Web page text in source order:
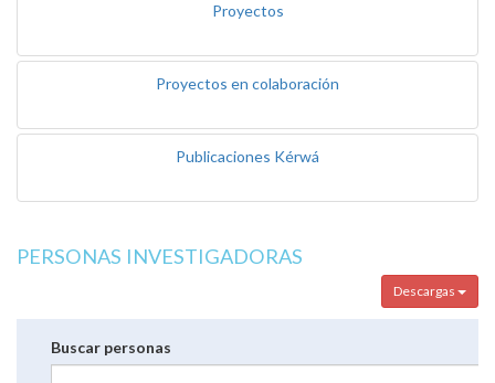
Proyectos
Proyectos en colaboración
Publicaciones Kérwá
PERSONAS INVESTIGADORAS
Descargas
Buscar personas